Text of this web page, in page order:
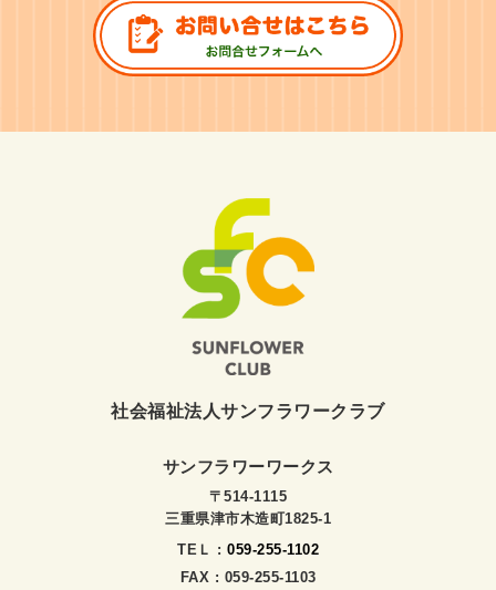
社会福祉法人サンフラワークラブ
サンフラワーワークス
〒514-1115
三重県津市木造町1825-1
TEＬ : 059-255-1102
FAX : 059-255-1103